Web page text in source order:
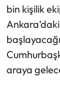
bin kişilik
araya